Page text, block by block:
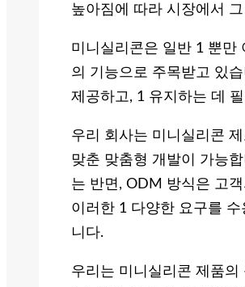
높아짐에 따라 시장에서
미니실리콘은 일반 1 뿐만
의 기능으로 주목받고 있
제공하고, 1 유지하는 데
우리 회사는 미니실리콘
맞춘 맞춤형 개발이 가능
는 반면, ODM 방식은 고
이러한 1 다양한 요구를
니다.
우리는 미니실리콘 제품